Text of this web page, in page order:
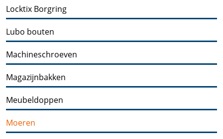
Locktix Borgring
Lubo bouten
Machineschroeven
Magazijnbakken
Meubeldoppen
Moeren